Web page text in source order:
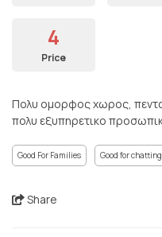
4
Price
Πολυ ομορφος χωρος,
πολυ εξυπηρετικο
Good For Families Good for chatting
Share